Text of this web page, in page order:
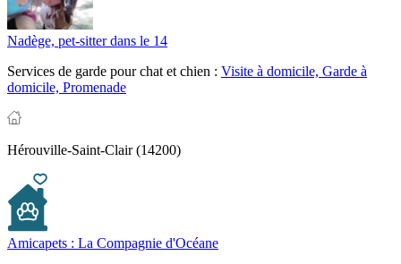
Nadège, pet-sitter dans le 14
Services de garde pour chat et chien : Visite à domicile, Garde à
domicile, Promenade
Hérouville-Saint-Clair (14200)
Amicapets : La Compagnie d'Océane